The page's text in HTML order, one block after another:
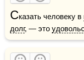
Сказать человеку в
долг, — это